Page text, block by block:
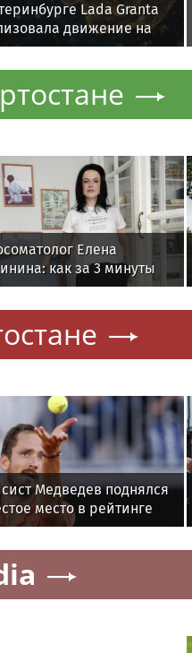
Lada Granta
движение на
Елена
как за 3 минуты
себе равновесие
Медведев поднялся
место в рейтинге